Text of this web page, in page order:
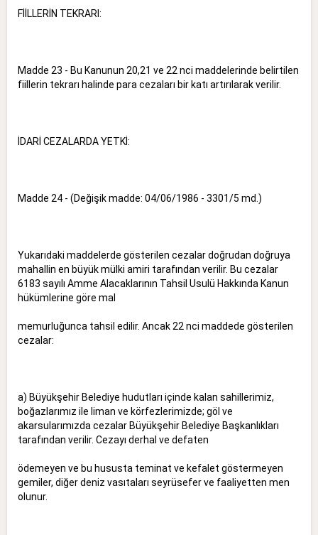
FİİLLERİN TEKRARI:
Madde 23 - Bu Kanunun 20,21 ve 22 nci maddelerinde belirtilen
fiillerin tekrarı halinde para cezaları bir katı artırılarak verilir.
İDARİ CEZALARDA YETKİ:
Madde 24 - (Değişik madde: 04/06/1986 - 3301/5 md.)
Yukarıdaki maddelerde gösterilen cezalar doğrudan doğruya
mahallin en büyük mülki amiri tarafından verilir. Bu cezalar
6183 sayılı Amme Alacaklarının Tahsil Usulü Hakkında Kanun
hükümlerine göre mal
memurluğunca tahsil edilir. Ancak 22 nci maddede gösterilen
cezalar:
a) Büyükşehir Belediye hudutları içinde kalan sahillerimiz,
boğazlarımız ile liman ve körfezlerimizde; göl ve
akarsularımızda cezalar Büyükşehir Belediye Başkanlıkları
tarafından verilir. Cezayı derhal ve defaten
ödemeyen ve bu hususta teminat ve kefalet göstermeyen
gemiler, diğer deniz vasıtaları seyrüsefer ve faaliyetten men
olunur.